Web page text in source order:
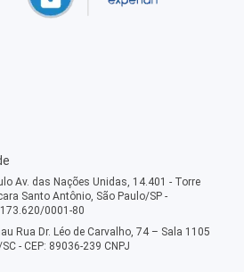
Av. das Nações Unidas, 14.401 - Torre
Santo Antônio, São Paulo/SP -
0001-80
Rua Dr. Léo de Carvalho, 74 – Sala 1105
- CEP: 89036-239 CNPJ